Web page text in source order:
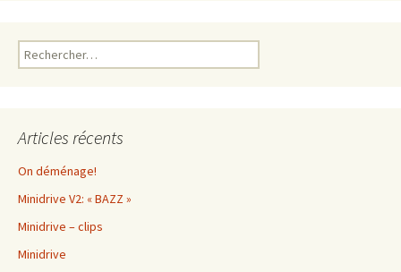
Rechercher :
Articles récents
On déménage!
Minidrive V2: « BAZZ »
Minidrive – clips
Minidrive